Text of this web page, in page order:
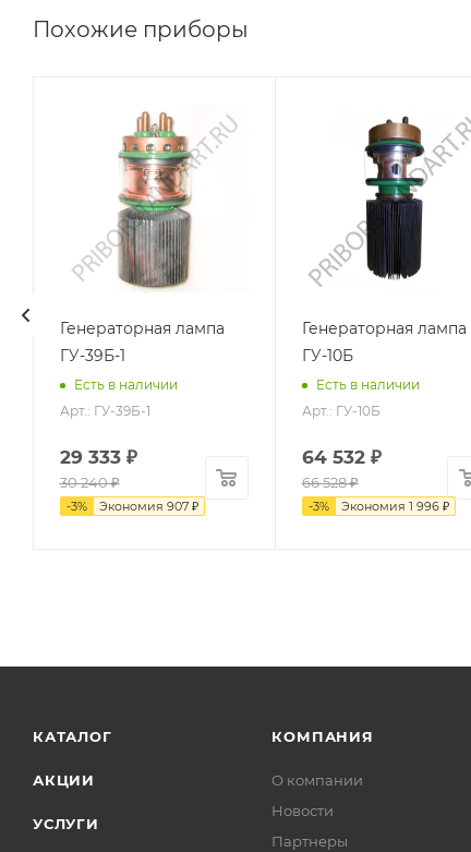
Похожие приборы
Генераторная лампа
ГУ-39Б-1
Есть в наличии
Арт.: ГУ-39Б-1
29 333₽
30 240₽
-3% Экономия 907₽
Генераторная лампа
ГУ-10Б
Есть в наличии
Арт.: ГУ-10Б
64 532₽
66 528₽
-3% Экономия 1 996₽
КАТАЛОГ
АКЦИИ
УСЛУГИ
КОМПАНИЯ
О компании
Новости
Партнеры